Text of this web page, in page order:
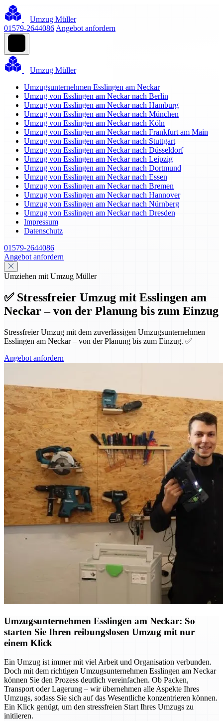
Umzug Müller
01579-2644086 Angebot anfordern
Umzug Müller
Umzugsunternehmen Esslingen am Neckar
Umzug von Esslingen am Neckar nach Berlin
Umzug von Esslingen am Neckar nach Hamburg
Umzug von Esslingen am Neckar nach München
Umzug von Esslingen am Neckar nach Köln
Umzug von Esslingen am Neckar nach Frankfurt am Main
Umzug von Esslingen am Neckar nach Stuttgart
Umzug von Esslingen am Neckar nach Düsseldorf
Umzug von Esslingen am Neckar nach Leipzig
Umzug von Esslingen am Neckar nach Dortmund
Umzug von Esslingen am Neckar nach Essen
Umzug von Esslingen am Neckar nach Bremen
Umzug von Esslingen am Neckar nach Hannover
Umzug von Esslingen am Neckar nach Nürnberg
Umzug von Esslingen am Neckar nach Dresden
Impressum
Datenschutz
01579-2644086
Angebot anfordern
Umziehen mit Umzug Müller
✅ Stressfreier Umzug mit Esslingen am
Neckar – von der Planung bis zum Einzug
Stressfreier Umzug mit dem zuverlässigen Umzugsunternehmen
Esslingen am Neckar – von der Planung bis zum Einzug. ✅
Angebot anfordern
Umzugsunternehmen Esslingen am Neckar: So
starten Sie Ihren reibungslosen Umzug mit nur
einem Klick
Ein Umzug ist immer mit viel Arbeit und Organisation verbunden.
Doch mit dem richtigen Umzugsunternehmen Esslingen am Neckar
können Sie den Prozess deutlich vereinfachen. Ob Packen,
Transport oder Lagerung – wir übernehmen alle Aspekte Ihres
Umzugs, sodass Sie sich auf das Wesentliche konzentrieren können.
Ein Klick genügt, um den stressfreien Start Ihres Umzugs zu
initiieren.